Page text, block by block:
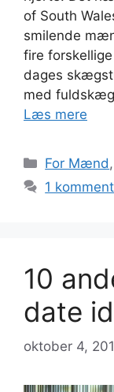
of South
smilende
fire
dages
med
Læs mere
Kategorier
For Mænd ,
1
10
date
oktober 4,